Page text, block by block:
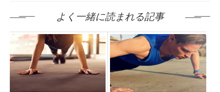
よく一緒に読まれる記事